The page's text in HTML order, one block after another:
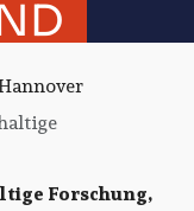
Forschung,